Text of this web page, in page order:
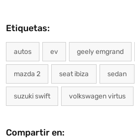
Etiquetas:
autos ev geely emgrand
mazda 2 seat ibiza sedan
suzuki swift volkswagen virtus
Compartir en: